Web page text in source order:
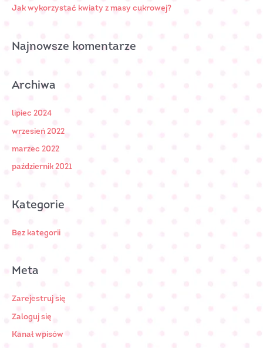
:Jak wykorzystać kwiaty z masy cukrowej?
Najnowsze komentarze
Archiwa
lipiec 2024
wrzesień 2022
marzec 2022
październik 2021
Kategorie
Bez kategorii
Meta
Zarejestruj się
Zaloguj się
Kanał wpisów